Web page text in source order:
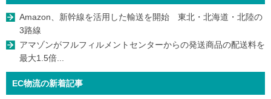
Amazon、新幹線を活用した輸送を開始 東北・北海道・北陸の
3路線
アマゾンがフルフィルメントセンターからの発送商品の配送料を
最大1.5倍...
EC物流の新着記事